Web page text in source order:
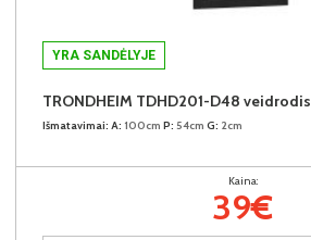
YRA SANDĖLYJE
TRONDHEIM TDHD201-D48 veidrodis
Išmatavimai: A: 100cm P: 54cm G: 2cm
Kaina:
39€